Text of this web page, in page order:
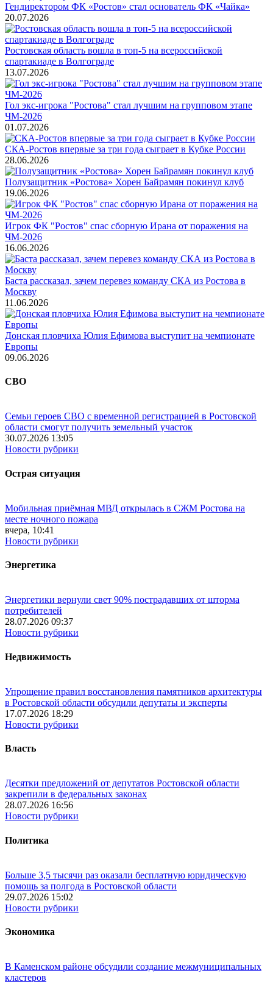
Гендиректором ФК «Ростов» стал основатель ФК «Чайка»
20.07.2026
Ростовская область вошла в топ-5 на всероссийской
спартакиаде в Волгограде
13.07.2026
Гол экс-игрока "Ростова" стал лучшим на групповом этапе
ЧМ-2026
01.07.2026
СКА-Ростов впервые за три года сыграет в Кубке России
28.06.2026
Полузащитник «Ростова» Хорен Байрамян покинул клуб
19.06.2026
Игрок ФК "Ростов" спас сборную Ирана от поражения на
ЧМ-2026
16.06.2026
Баста рассказал, зачем перевез команду СКА из Ростова в
Москву
11.06.2026
Донская пловчиха Юлия Ефимова выступит на чемпионате
Европы
09.06.2026
СВО
Семьи героев СВО с временной регистрацией в Ростовской
области смогут получить земельный участок
30.07.2026 13:05
Новости рубрики
Острая ситуация
Мобильная приёмная МВД открылась в СЖМ Ростова на
месте ночного пожара
вчера, 10:41
Новости рубрики
Энергетика
Энергетики вернули свет 90% пострадавших от шторма
потребителей
28.07.2026 09:37
Новости рубрики
Недвижимость
Упрощение правил восстановления памятников архитектуры
в Ростовской области обсудили депутаты и эксперты
17.07.2026 18:29
Новости рубрики
Власть
Десятки предложений от депутатов Ростовской области
закрепили в федеральных законах
28.07.2026 16:56
Новости рубрики
Политика
Больше 3,5 тысячи раз оказали бесплатную юридическую
помощь за полгода в Ростовской области
29.07.2026 15:02
Новости рубрики
Экономика
В Каменском районе обсудили создание межмуниципальных
кластеров